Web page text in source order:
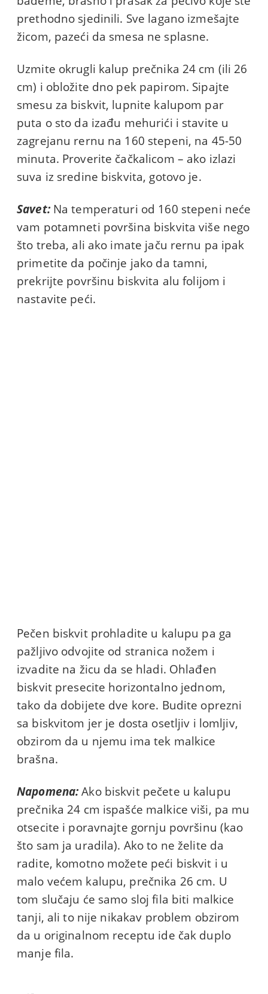
prethodno sjedinili. Sve lagano izmešajte
žicom, pazeći da smesa ne splasne.
Uzmite okrugli kalup prečnika 24 cm (ili 26
cm) i obložite dno pek papirom. Sipajte
smesu za biskvit, lupnite kalupom par
puta o sto da izađu mehurići i stavite u
zagrejanu rernu na 160 stepeni, na 45-50
minuta. Proverite čačkalicom – ako izlazi
suva iz sredine biskvita, gotovo je.
Savet:Na temperaturi od 160 stepeni neće
vam potamneti površina biskvita više nego
što treba, ali ako imate jaču rernu pa ipak
primetite da počinje jako da tamni,
prekrijte površinu biskvita alu folijom i
nastavite peći.
Pečen biskvit prohladite u kalupu pa ga
pažljivo odvojite od stranica nožem i
izvadite na žicu da se hladi. Ohlađen
biskvit presecite horizontalno jednom,
tako da dobijete dve kore. Budite oprezni
sa biskvitom jer je dosta osetljiv i lomljiv,
obzirom da u njemu ima tek malkice
brašna.
Napomena:Ako biskvit pečete u kalupu
prečnika 24 cm ispašće malkice viši, pa mu
otsecite i poravnajte gornju površinu (kao
što sam ja uradila). Ako to ne želite da
radite, komotno možete peći biskvit i u
malo većem kalupu, prečnika 26 cm. U
tom slučaju će samo sloj fila biti malkice
tanji, ali to nije nikakav problem obzirom
da u originalnom receptu ide čak duplo
manje fila.